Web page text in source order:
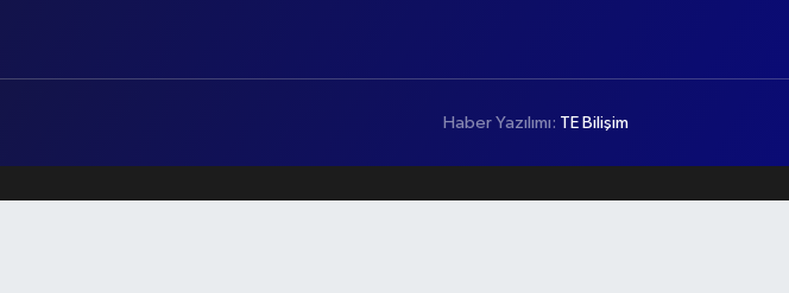
Haber Yazılımı: TE Bilişim